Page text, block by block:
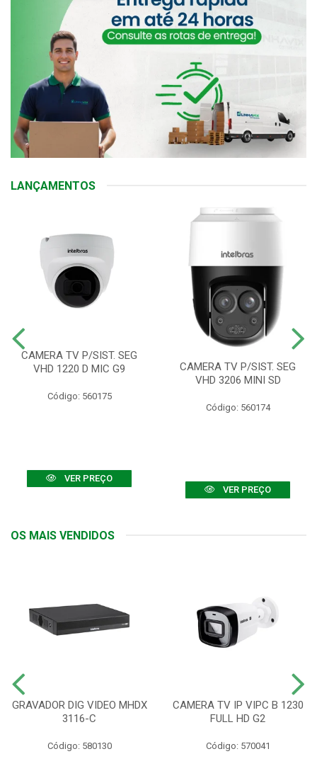
LANÇAMENTOS
CAMERA TV P/SIST. SEG
VHD 1220 D MIC G9
Código: 560175
VER PREÇO
CAMERA TV P/SIST. SEG
VHD 3206 MINI SD
Código: 560174
VER PREÇO
OS MAIS VENDIDOS
GRAVADOR DIG VIDEO MHDX
3116-C
Código: 580130
CAMERA TV IP VIPC B 1230
FULL HD G2
Código: 570041